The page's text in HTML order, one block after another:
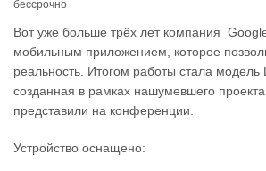
бессрочно
Вот уже больше трёх лет компания
мобильным приложением, которое
реальность. Итогом работы стала модель
созданная в рамках нашумевшего
представили на конференции.
Устройство оснащено: